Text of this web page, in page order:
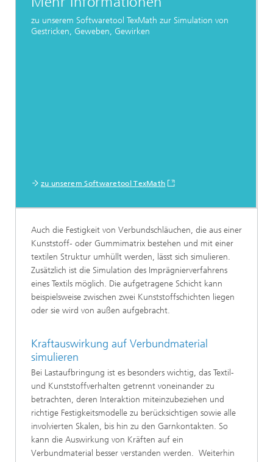
zu unserem Softwaretool TexMath zur Simulation von
Gestricken, Geweben, Gewirken
zu unserem Softwaretool TexMath
Auch die Festigkeit von Verbundschläuchen, die aus einer
Kunststoff- oder Gummimatrix bestehen und mit einer
textilen Struktur umhüllt werden, lässt sich simulieren.
Zusätzlich ist die Simulation des Imprägnierverfahrens
eines Textils möglich. Die aufgetragene Schicht kann
beispielsweise zwischen zwei Kunststoffschichten liegen
oder sie wird von außen aufgebracht.
Kraftauswirkung auf Verbundmaterial
simulieren
Bei Lastaufbringung ist es besonders wichtig, das Textil-
und Kunststoffverhalten getrennt voneinander zu
betrachten, deren Interaktion miteinzubeziehen und
richtige Festigkeitsmodelle zu berücksichtigen sowie alle
involvierten Skalen, bis hin zu den Garnkontakten. So
kann die Auswirkung von Kräften auf ein
Verbundmaterial besser verstanden werden. Weiterhin